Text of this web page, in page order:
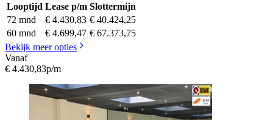
Looptijd Lease p/m Slottermijn
72 mnd
€ 4.430,83 € 40.424,25
60 mnd
€ 4.699,47 € 67.373,75
Bekijk meer opties
Vanaf
€ 4.430,83p/m